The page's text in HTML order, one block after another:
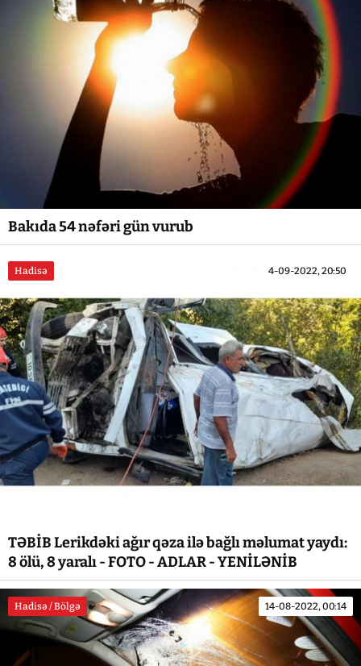
Bakıda 54 nəfəri gün vurub
Hadisə 4-09-2022, 20:50
TƏBİB Lerikdəki ağır qəza ilə bağlı məlumat yaydı:
8 ölü, 8 yaralı - FOTO - ADLAR - YENİLƏNİB
Hadisə / Bölgə 14-08-2022, 00:14